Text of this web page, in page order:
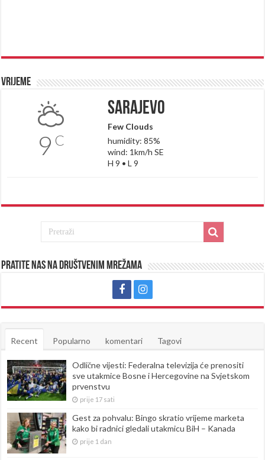
Vrijeme
9 C
Sarajevo
Few Clouds
humidity: 85%
wind: 1km/h SE
H 9 • L 9
Pratite nas na društvenim mrežama
Recent Popularno komentari Tagovi
Odlične vijesti: Federalna televizija će prenositi
sve utakmice Bosne i Hercegovine na Svjetskom
prvenstvu
prije 17 sati
Gest za pohvalu: Bingo skratio vrijeme marketa
kako bi radnici gledali utakmicu BiH – Kanada
prije 1 dan